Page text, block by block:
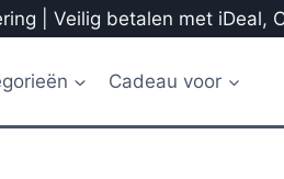
| Veilig betalen met iDeal,
Cadeau voor